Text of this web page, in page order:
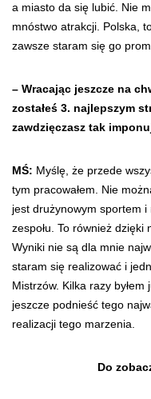
a miasto da się lubić. Nie
mnóstwo atrakcji. Polska,
zawsze staram się go
– Wracając jeszcze na
zostałeś 3. najlepszym
zawdzięczasz tak
MŚ: Myślę, że przede
tym pracowałem. Nie
jest drużynowym sportem i
zespołu. To również
Wyniki nie są dla mnie
staram się realizować i
Mistrzów. Kilka razy
jeszcze podnieść tego
realizacji tego marzenia.
Do